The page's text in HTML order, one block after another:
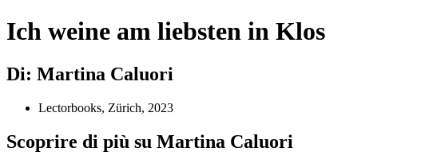
Ich weine am liebsten in Klos
Di: Martina Caluori
Lectorbooks, Zürich, 2023
Scoprire di più su Martina Caluori